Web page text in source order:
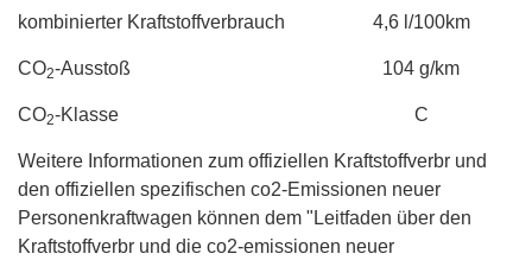
kombinierter Kraftstoffverbrauch 4,6 l/100km
CO2-Ausstoß 104 g/km
CO2-Klasse C
Weitere Informationen zum offiziellen Kraftstoffverbr und
den offiziellen spezifischen co2-Emissionen neuer
Personenkraftwagen können dem "Leitfaden über den
Kraftstoffverbr und die co2-emissionen neuer